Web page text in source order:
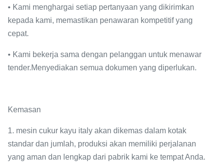
• Kami menghargai setiap pertanyaan yang dikirimkan
kepada kami, memastikan penawaran kompetitif yang
cepat.
• Kami bekerja sama dengan pelanggan untuk menawar
tender.Menyediakan semua dokumen yang diperlukan.
Kemasan
1. mesin cukur kayu italy akan dikemas dalam kotak
standar dan jumlah, produksi akan memiliki perjalanan
yang aman dan lengkap dari pabrik kami ke tempat Anda.